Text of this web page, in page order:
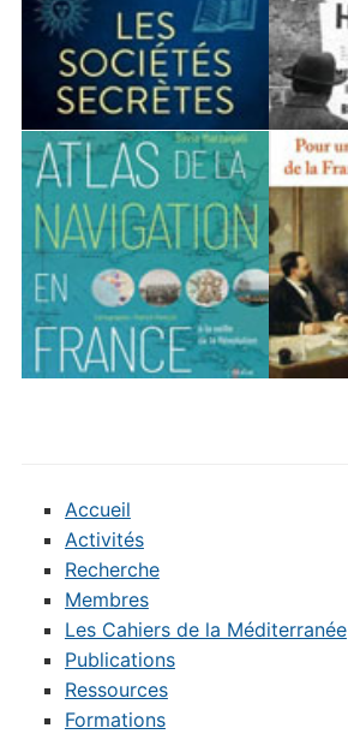
Accueil
Activités
Recherche
Membres
Les Cahiers de la Méditerranée
Publications
Ressources
Formations